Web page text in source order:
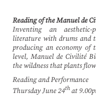
Reading of the Manuel de
Inventing an aesthetic-
literature with drums and
producing an economy of
level, Manuel de Civilité
the wildness that plants
Reading and Performance
Thursday June 24that